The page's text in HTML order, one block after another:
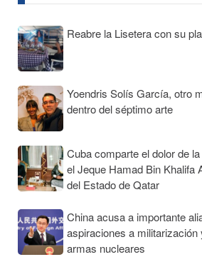
Reabre la Lisetera con su
Yoendris Solís García, otro
dentro del séptimo arte
Cuba comparte el dolor de
el Jeque Hamad Bin Khalifa
del Estado de Qatar
China acusa a importante
aspiraciones a militarización
armas nucleares